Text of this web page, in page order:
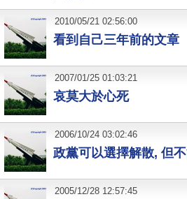
看到自己三年前的文章
2010/05/21 02:56:00
哀莫大於心死
2007/01/25 01:03:21
政黨可以選擇解散, 但
2006/10/24 03:02:46
2005/12/28 12:57:45